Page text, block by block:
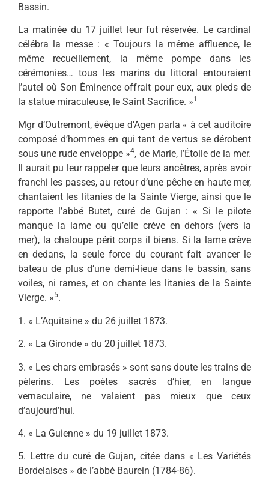
Bassin.
La matinée du 17 juillet leur fut réservée. Le cardinal
célébra la messe : « Toujours la même affluence, le
même recueillement, la même pompe dans les
cérémonies… tous les marins du littoral entouraient
l’autel où Son Éminence offrait pour eux, aux pieds de
la statue miraculeuse, le Saint Sacrifice. »1
Mgr d’Outremont, évêque d’Agen parla « à cet auditoire
composé d’hommes en qui tant de vertus se dérobent
sous une rude enveloppe »4, de Marie, l’Étoile de la mer.
Il aurait pu leur rappeler que leurs ancêtres, après avoir
franchi les passes, au retour d’une pêche en haute mer,
chan­taient les litanies de la Sainte Vierge, ainsi que le
rapporte l’abbé Butet, curé de Gujan : « Si le pilote
manque la lame ou qu’elle crève en dehors (vers la
mer), la chaloupe périt corps il biens. Si la lame crève
en dedans, la seule force du courant fait avancer le
bateau de plus d’une demi-lieue dans le bassin, sans
voiles, ni rames, et on chante les litanies de la Sainte
Vierge. »5.
1. « L’Aquitaine » du 26 juillet 1873.
2. « La Gironde » du 20 juillet 1873.
3. « Les chars embrasés » sont sans doute les trains de
pèlerins. Les poètes sacrés d’hier, en langue
vernaculaire, ne valaient pas mieux que ceux
d’aujourd’hui.
4. « La Guienne » du 19 juillet 1873.
5. Lettre du curé de Gujan, citée dans « Les Variétés
Bordelaises » de l’abbé Baurein (1784-86).